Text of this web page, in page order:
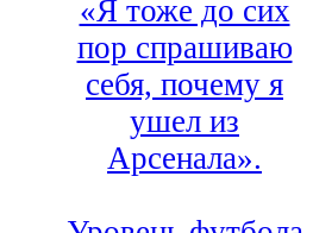
«Я тоже до сих
пор спрашиваю
себя, почему я
ушел из
Арсенала».